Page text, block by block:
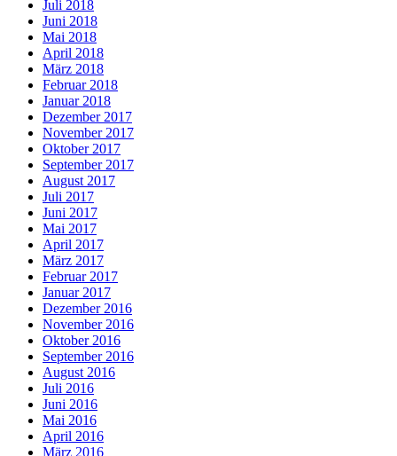
Juli 2018
Juni 2018
Mai 2018
April 2018
März 2018
Februar 2018
Januar 2018
Dezember 2017
November 2017
Oktober 2017
September 2017
August 2017
Juli 2017
Juni 2017
Mai 2017
April 2017
März 2017
Februar 2017
Januar 2017
Dezember 2016
November 2016
Oktober 2016
September 2016
August 2016
Juli 2016
Juni 2016
Mai 2016
April 2016
März 2016